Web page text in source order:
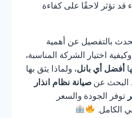
قد تؤثر لاحقًا على كفاءة
بالتفصيل عن أهمية
اختيار الشركة المناسبة،
أفضل أي بانل، ولماذا يثق بها
البحث عن صيانة نظام انذار
توفر الجودة والسعر
الكامل.